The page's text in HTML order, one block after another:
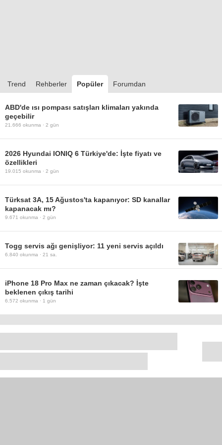
Trend Rehberler Popüler Forumdan
ABD'de ısı pompası satışları klimaları yakında
geçebilir
21.666 okunma · 2 gün
2026 Hyundai IONIQ 6 Türkiye'de: İşte fiyatı ve
özellikleri
19.015 okunma · 2 gün
Türksat 3A, 15 Ağustos'ta kapanıyor: SD kanallar
kapanacak mı?
9.671 okunma · 2 gün
Togg servis ağı genişliyor: 11 yeni servis açıldı
6.840 okunma · 21 sa.
iPhone 18 Pro Max ne zaman çıkacak? İşte
beklenen çıkış tarihi
6.572 okunma · 1 gün